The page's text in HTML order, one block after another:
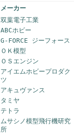
メーカー
双葉電子工業
ABCホビー
G-FORCE ジーフォース
ＯＫ模型
ＯＳエンジン
アイエムホビープロダク
ツ
アキュヴァンス
タミヤ
テトラ
ムサシノ模型飛行機研究
所